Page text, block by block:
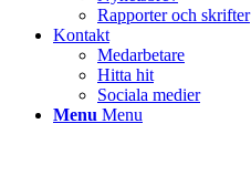
Rapporter och skrifter
Kontakt
Medarbetare
Hitta hit
Sociala medier
Menu Menu